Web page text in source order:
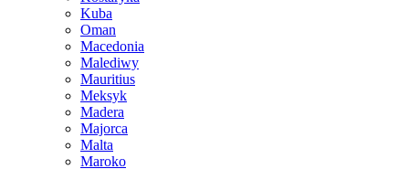
Kuba
Oman
Macedonia
Malediwy
Mauritius
Meksyk
Madera
Majorca
Malta
Maroko